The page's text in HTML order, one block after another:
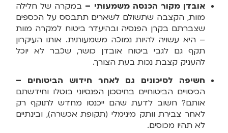
אובדן מקור הכנסה משמעותי – במקרה של חלילה
מוות, הקצבה שתשולם לשארים תתבסס על הכספים
שצברתם בקרן הפנסיה ובהיעדר ביטוח למקרה מוות
– היא עשויה להיות נמוכה משמעותית. אותו העיקרון
תקף גם לגבי ביטוח אובדן כושר, שכבר לא יוכל
להעניק קצבת נכות בעת הצורך.
חשיפה לסיכונים גם לאחר חידוש הביטוחים –
הכיסויים הביטוחיים בחיסכון הפנסיוני בוטלו וחידשתם
אותם? חשוב לדעת שהם ייכנסו מחדש לתוקף רק
לאחר צבירת וותק מינימלי (תקופת אכשרה), ובינתיים
לא תהיו מכוסים.